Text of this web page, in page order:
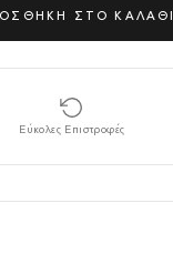
ΣΤΟ ΚΑΛΑΘΙ
Εύκολες Επιστροφές